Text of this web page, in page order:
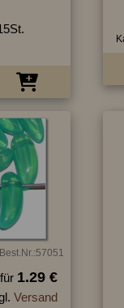
Best.Nr.:57051
für 1.29 €
Versand